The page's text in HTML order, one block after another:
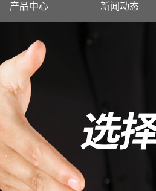
产品中心 新闻动态